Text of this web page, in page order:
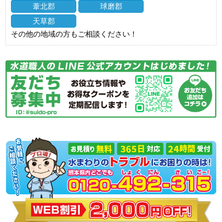
葦北郡
球磨郡
天草郡
その他の地域の方もご相談ください！